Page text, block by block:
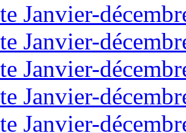
Janvier-
Janvier-
Janvier-
Janvier-
Janvier-